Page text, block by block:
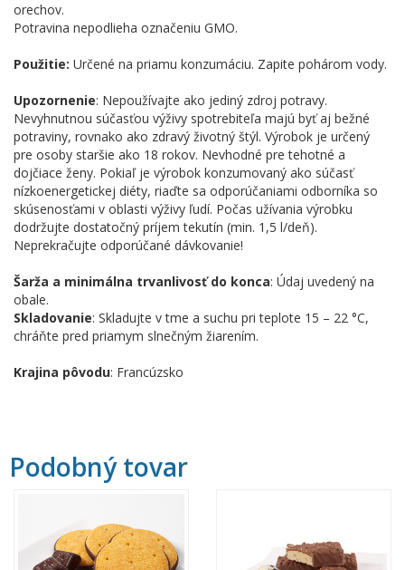
orechov.
Potravina nepodlieha označeniu GMO.
Použitie: Určené na priamu konzumáciu. Zapite pohárom vody.
Upozornenie: Nepoužívajte ako jediný zdroj potravy.
Nevyhnutnou súčasťou výživy spotrebiteľa majú byť aj bežné
potraviny, rovnako ako zdravý životný štýl. Výrobok je určený
pre osoby staršie ako 18 rokov. Nevhodné pre tehotné a
dojčiace ženy. Pokiaľ je výrobok konzumovaný ako súčasť
nízkoenergetickej diéty, riaďte sa odporúčaniami odborníka so
skúsenosťami v oblasti výživy ľudí. Počas užívania výrobku
dodržujte dostatočný príjem tekutín (min. 1,5 l/deň).
Neprekračujte odporúčané dávkovanie!
Šarža a minimálna trvanlivosť do konca: Údaj uvedený na
obale.
Skladovanie: Skladujte v tme a suchu pri teplote 15 – 22 °C,
chráňte pred priamym slnečným žiarením.
Krajina pôvodu: Francúzsko
Podobný tovar